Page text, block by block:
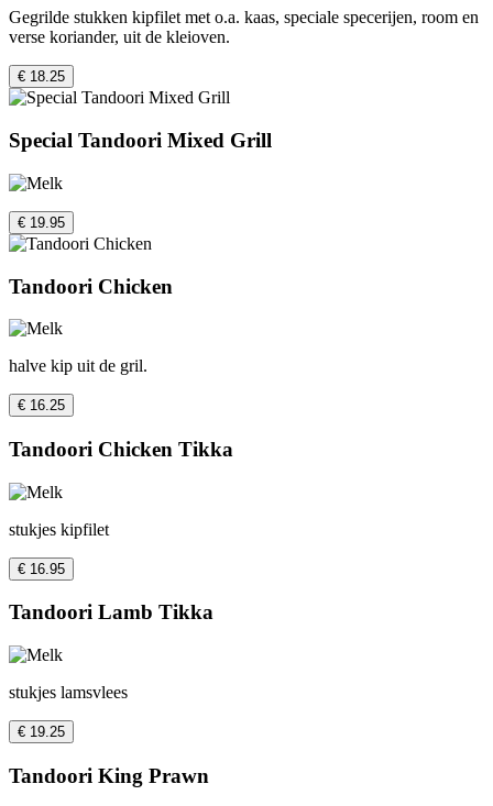
Gegrilde stukken kipfilet met o.a. kaas, speciale specerijen, room en
verse koriander, uit de kleioven.
€ 18.25
Special Tandoori Mixed Grill
€ 19.95
Tandoori Chicken
halve kip uit de gril.
€ 16.25
Tandoori Chicken Tikka
stukjes kipfilet
€ 16.95
Tandoori Lamb Tikka
stukjes lamsvlees
€ 19.25
Tandoori King Prawn